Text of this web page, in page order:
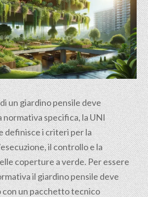
un giardino pensile deve
normativa specifica, la UNI
definisce i criteri per la
il controllo e la
coperture a verde. Per essere
il giardino pensile deve
un pacchetto tecnico